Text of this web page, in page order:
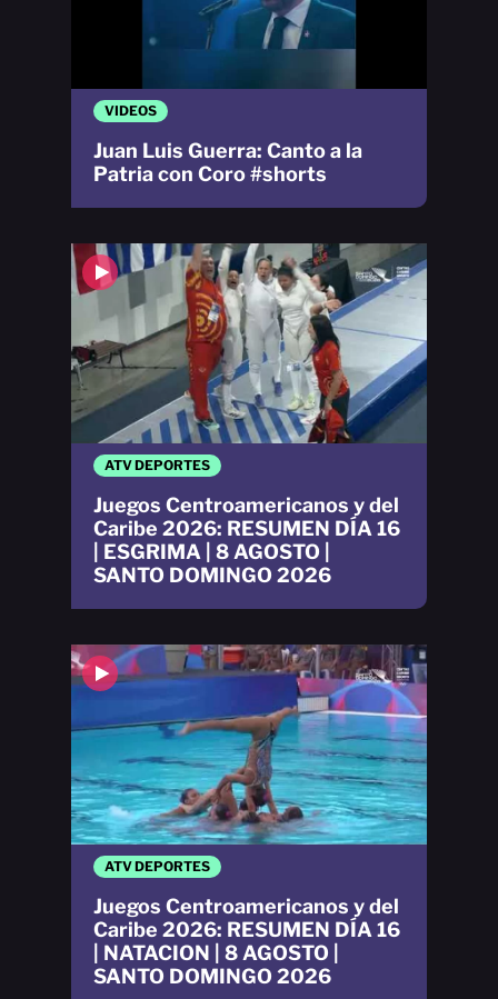
VIDEOS
Juan Luis Guerra: Canto a la
Patria con Coro #shorts
ATV DEPORTES
Juegos Centroamericanos y del
Caribe 2026: RESUMEN DÍA 16
| NATACION | 8 AGOSTO |
SANTO DOMINGO 2026
ATV DEPORTES
Juegos Centroamericanos y del
Caribe 2026: RESUMEN DÍA 16
| ESGRIMA | 8 AGOSTO |
SANTO DOMINGO 2026